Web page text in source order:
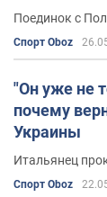
Поединок с
Спорт Oboz
"Он уже не
почему
Украины
Итальянец
Спорт Oboz